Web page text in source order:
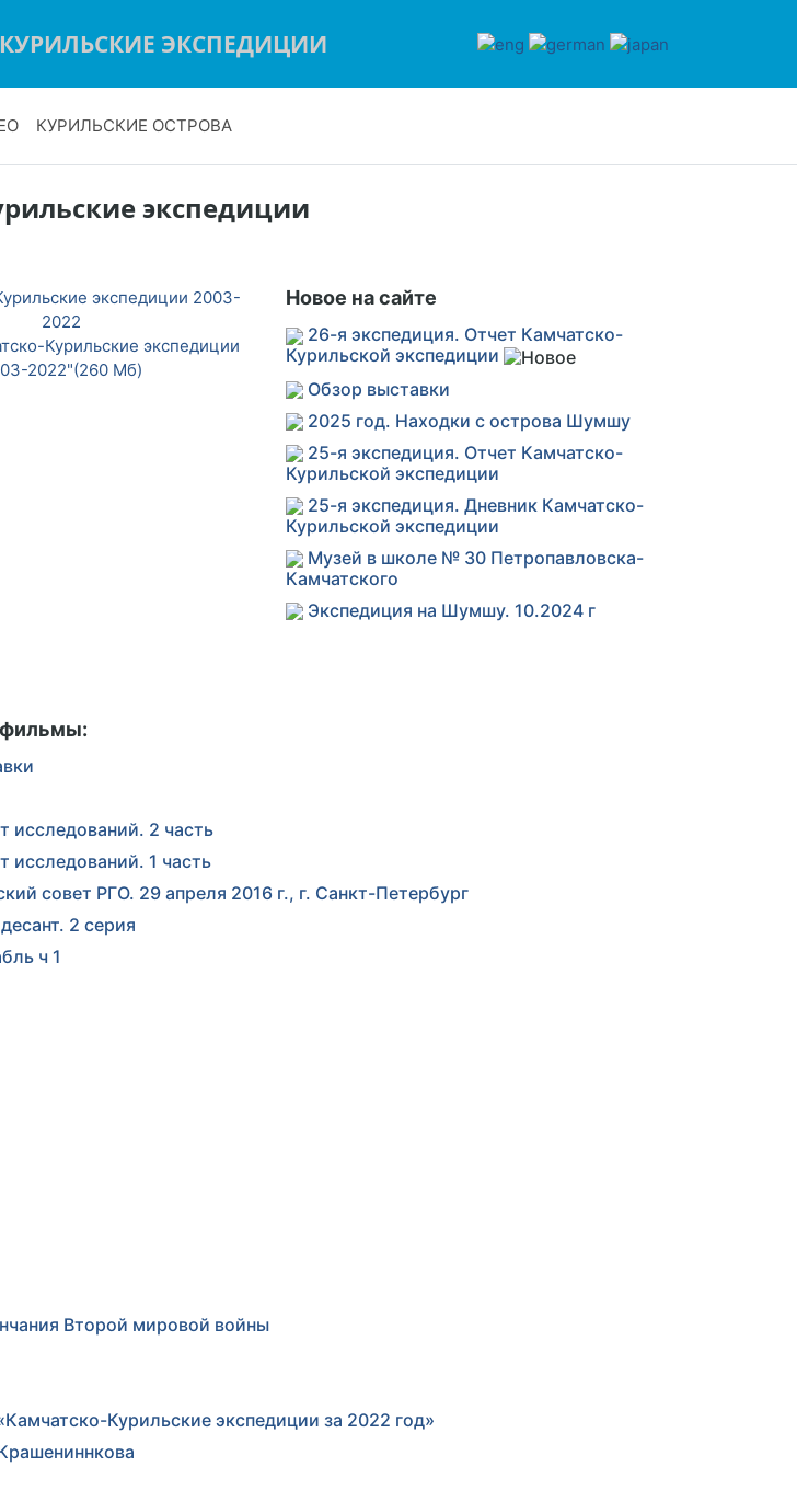
ЭКСПЕДИЦИИ
КУРИЛЬСКИЕ ОСТРОВА
экспедиции
Курильские экспедиции
2022"(260 Мб)
Новое на сайте
26-я экспедиция. Отчет Камчатско-
Курильской экспедиции
Обзор выставки
2025 год. Находки с острова Шумшу
25-я экспедиция. Отчет Камчатско-
Курильской экспедиции
25-я экспедиция. Дневник Камчатско-
Курильской экспедиции
Музей в школе № 30 Петропавловска-
Камчатского
Экспедиция на Шумшу. 10.2024 г
исследований. 2 часть
исследований. 1 часть
совет РГО. 29 апреля 2016 г., г. Санкт-Петербург
2 серия
ч 1
Второй мировой войны
Курильские экспедиции за 2022 год»